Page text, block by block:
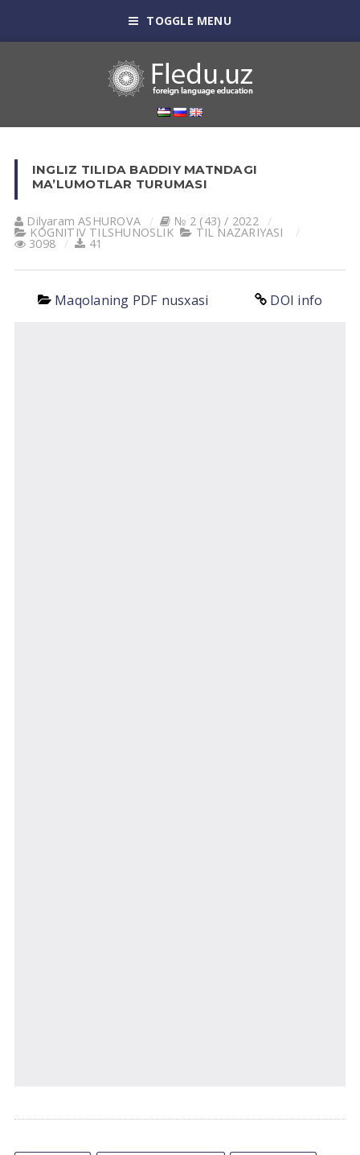
TOGGLE MENU
INGLIZ TILIDA BADDIY MATNDAGI
MA’LUMOTLAR TURUMASI
Dilyaram АSHUROVА № 2 (43) / 2022
KOGNITIV TILSHUNOSLIK TIL NАZАRIYASI
3098 41
Maqolaning PDF nusxasi DOI info